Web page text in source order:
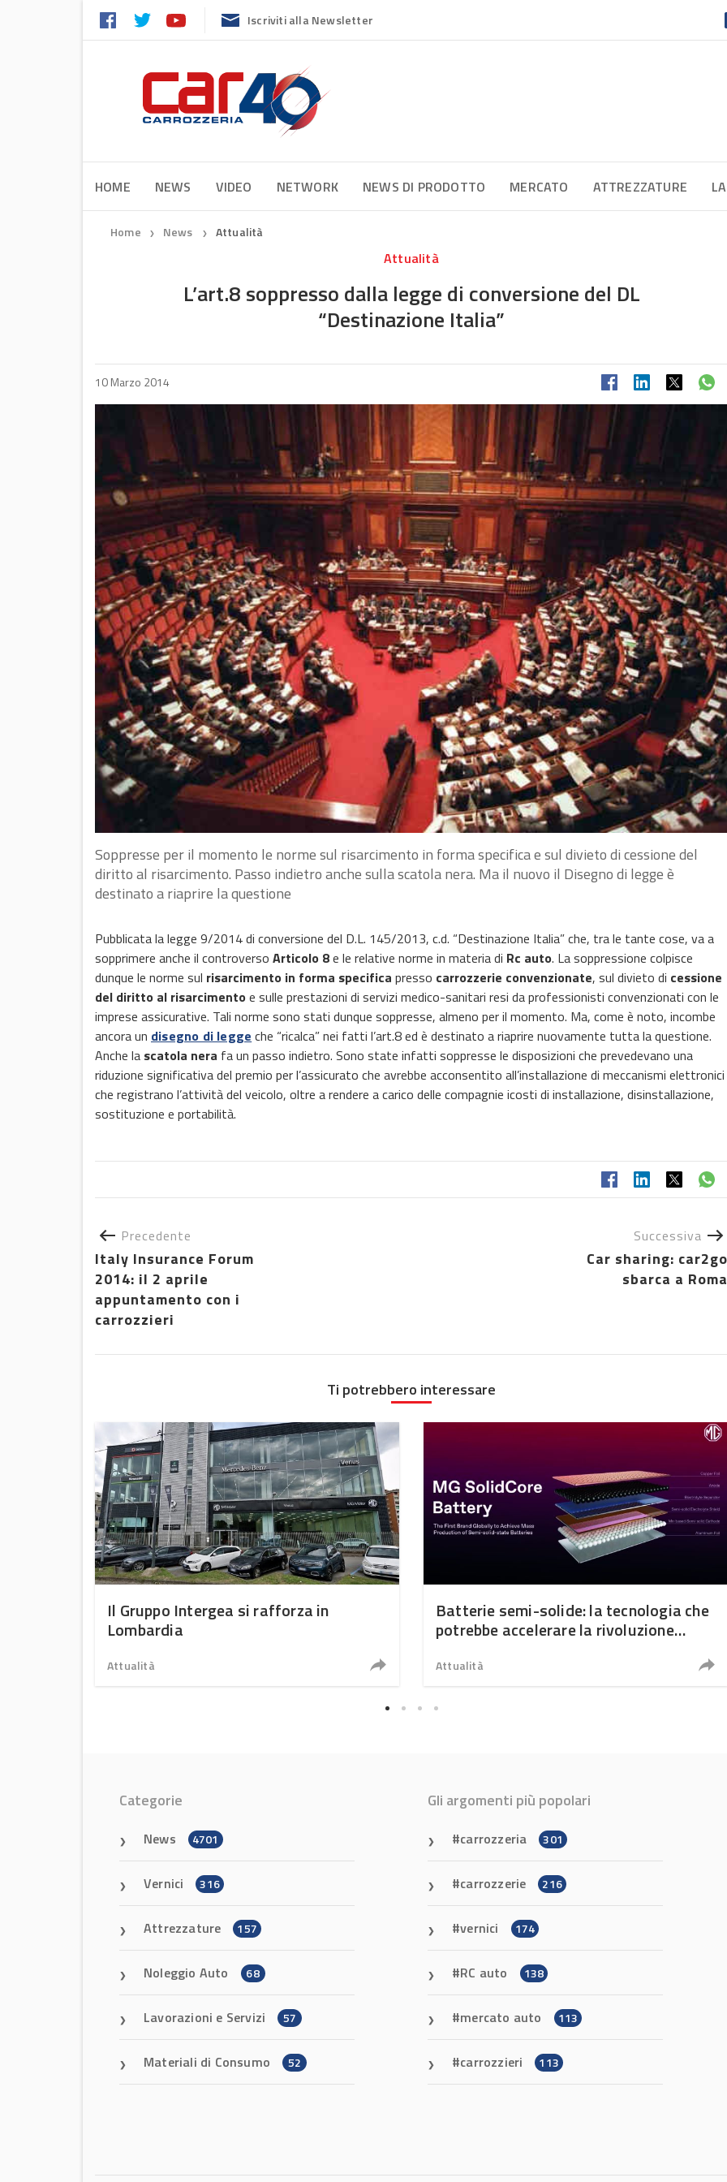
Iscriviti alla Newsletter
HOME NEWS VIDEO NETWORK NEWS DI PRODOTTO MERCATO ATTREZZATURE
Home ❯ News ❯ Attualità
Attualità
L’art.8 soppresso dalla legge di conversione del DL
“Destinazione Italia”
10 Marzo 2014
Soppresse per il momento le norme sul risarcimento in forma specifica e sul divieto di cessione del
diritto al risarcimento. Passo indietro anche sulla scatola nera. Ma il nuovo il Disegno di legge è
destinato a riaprire la questione
Pubblicata la legge 9/2014 di conversione del D.L. 145/2013, c.d. “Destinazione Italia” che, tra le tante cose, va a
sopprimere anche il controverso Articolo 8e le relative norme in materia di Rc auto. La soppressione colpisce
dunque le norme sul risarcimento in forma specifica presso carrozzerie convenzionate, sul divieto di cessione
del diritto al risarcimento e sulle prestazioni di servizi medico-sanitari resi da professionisti convenzionati con le
imprese assicurative. Tali norme sono stati dunque soppresse, almeno per il momento. Ma, come è noto, incombe
ancora un disegno di legge che “ricalca” nei fatti l’art.8 ed è destinato a riaprire nuovamente tutta la questione.
Anche la scatola nera fa un passo indietro. Sono state infatti soppresse le disposizioni che prevedevano una
riduzione significativa del premio per l’assicurato che avrebbe acconsentito all’installazione di meccanismi elettronici
che registrano l’attività del veicolo, oltre a rendere a carico delle compagnie icosti di installazione, disinstallazione,
sostituzione e portabilità.
Precedente
Italy Insurance Forum
2014: il 2 aprile
appuntamento con i
carrozzieri
Successiva
Car sharing: car2go
sbarca a Roma
Ti potrebbero interessare
Il Gruppo Intergea si rafforza in
Lombardia
Attualità
Batterie semi-solide: la tecnologia che
potrebbe accelerare la rivoluzione
Attualità
Categorie
News 4701
Vernici 316
Attrezzature 157
Noleggio Auto 68
Lavorazioni e Servizi 57
Materiali di Consumo 52
Gli argomenti più popolari
carrozzeria 301
carrozzerie 216
vernici 174
RC auto 138
mercato auto 113
carrozzieri 113